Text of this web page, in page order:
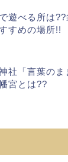
遊べる所は
すめの場所!!
社「言葉の
宮とは??